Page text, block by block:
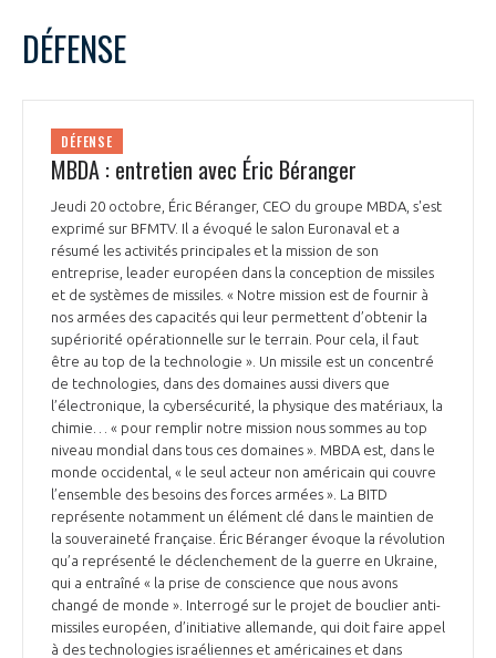
PRÉSENTATION
NOTRE VISION
NOS MISSIONS
NOTRE HISTOIRE
ORGANISATION
LE CONSEIL DU GIFAS
L’ÉQUIPE DU GIFAS
NOS RÉSEAUX À L'INTERNATIONAL
FONCTIONNEMENT
GEADS
COMITÉ AERO PME
STARTAIR
COMMISSIONS ET COMITÉS
ACCOMPAGNEMENT DE NOS ADHÉRENTS
LES PROGRAMMES DU GIFAS
UN ÉCOSYSTÈME INTÉGRÉ ET COHÉRENT
POURQUOI DEVENIR MEMBRE ?
LA MÉDIATION
LA MÉDIATION DANS LA FILIÈRE AÉRONAUTIQUE ET SPATIALE
LE MÉDIATEUR DE LA FILIÈRE AÉRONAUTIQUE ET SPATIALE
MÉDIATION ET CHARTE D’ENGAGEMENT SUR LES RELATIONS ENTRE
CLIENTS ET FOURNISSEURS
LE SALON DU BOURGET
L'OBSERVATOIRE
CHIFFRES CLÉS
1
2
12 13
21
24
25 26 27 28 29
30
31
DÉFENSE
DÉFENSE
MBDA : entretien avec Éric Béranger
Jeudi 20 octobre, Éric Béranger, CEO du groupe MBDA, s'est
exprimé sur BFMTV. Il a évoqué le salon Euronaval et a
résumé les activités principales et la mission de son
entreprise, leader européen dans la conception de missiles
et de systèmes de missiles. « Notre mission est de fournir à
nos armées des capacités qui leur permettent d’obtenir la
supériorité opérationnelle sur le terrain. Pour cela, il faut
être au top de la technologie ». Un missile est un concentré
de technologies, dans des domaines aussi divers que
l’électronique, la cybersécurité, la physique des matériaux, la
chimie… « pour remplir notre mission nous sommes au top
niveau mondial dans tous ces domaines ». MBDA est, dans le
monde occidental, « le seul acteur non américain qui couvre
l’ensemble des besoins des forces armées ». La BITD
représente notamment un élément clé dans le maintien de
la souveraineté française. Éric Béranger évoque la révolution
qu’a représenté le déclenchement de la guerre en Ukraine,
qui a entraîné « la prise de conscience que nous avons
changé de monde ». Interrogé sur le projet de bouclier anti-
missiles européen, d’initiative allemande, qui doit faire appel
à des technologies israéliennes et américaines et dans
Rejoignez une filière d’excellence et développez
Découvrez les avantages d'adhérer au GIFAS.
Rencontres, salons, données sectorielles,
programmes ...
DEMANDE D’ADHÉSION